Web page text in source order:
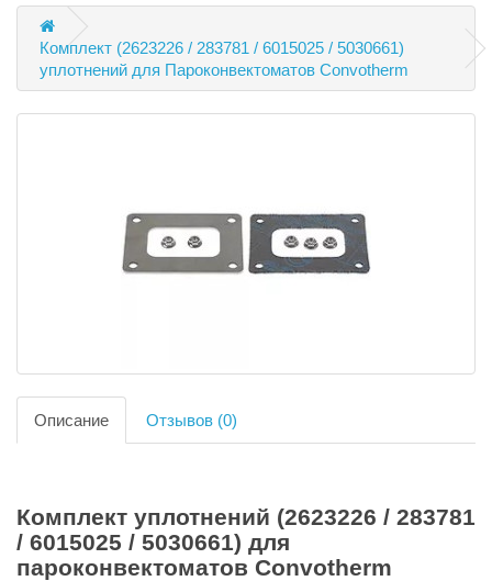
Комплект (2623226 / 283781 / 6015025 / 5030661)
уплотнений для Пароконвектоматов Convotherm
Описание Отзывов (0)
Комплект уплотнений (2623226 / 283781
/ 6015025 / 5030661) для
пароконвектоматов Convotherm